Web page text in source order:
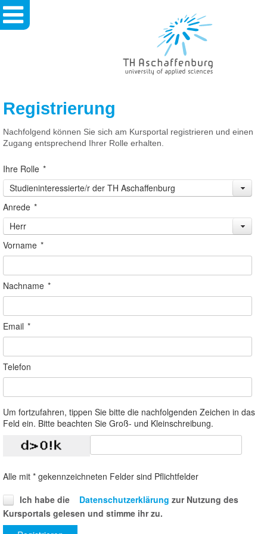
Aschaffenburg
Of
Applied
Registrierung
Nachfolgend können Sie sich am Kursportal registrieren und einen
Zugang entsprechend Ihrer Rolle erhalten.
Ihre Rolle *
Studieninteressierte/r der TH Aschaffenburg
Anrede *
Herr
Vorname *
Nachname *
Email *
Telefon
Um fortzufahren, tippen Sie bitte die nachfolgenden Zeichen in das
Feld ein. Bitte beachten Sie Groß- und Kleinschreibung.
Alle mit * gekennzeichneten Felder sind Pflichtfelder
Ich habe die
Datenschutzerklärung zur Nutzung des
Kursportals gelesen und stimme ihr zu.